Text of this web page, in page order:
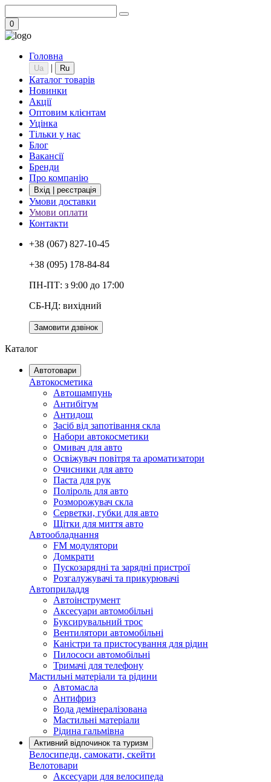
0
Головна
Ua | Ru
Каталог товарів
Новинки
Акції
Оптовим клієнтам
Уцінка
Тільки у нас
Блог
Вакансії
Бренди
Про компанію
Вхід | реєстрація
Умови доставки
Умови оплати
Контакти
+38 (067) 827-10-45
+38 (095) 178-84-84
ПН-ПТ: з 9:00 до 17:00
СБ-НД: вихідний
Замовити дзвінок
Каталог
Автотовари
Автокосметика
Автошампунь
Антибітум
Антидощ
Засіб від запотівання скла
Набори автокосметики
Омивач для авто
Освіжувач повітря та ароматизатори
Очисники для авто
Паста для рук
Поліроль для авто
Розморожувач скла
Серветки, губки для авто
Щітки для миття авто
Автообладнання
FM модулятори
Домкрати
Пускозарядні та зарядні пристрої
Розгалужувачі та прикурювачі
Автоприладдя
Автоінструмент
Аксесуари автомобільні
Буксирувальний трос
Вентилятори автомобільні
Каністри та пристосування для рідин
Пилососи автомобільні
Тримачі для телефону
Мастильні матеріали та рідини
Автомасла
Антифриз
Вода демінералізована
Мастильні матеріали
Рідина гальмівна
Активний відпочинок та туризм
Велосипеди, самокати, скейти
Велотовари
Аксесуари для велосипеда